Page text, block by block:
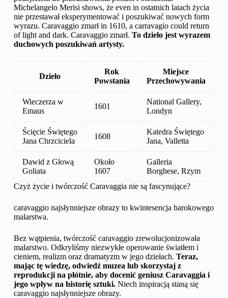
Michelangelo Merisi shows, że even in ostatnich latach życia
nie przestawał eksperymentować i poszukiwać nowych form
wyrazu. Caravaggio zmarł in 1610, a carravagio could return
of light and dark. Caravaggio zmarł. To dzieło jest wyrazem
duchowych poszukiwań artysty.
Dzieło
Rok
Powstania
Miejsce
Przechowywania
Wieczerza w
Emaus
1601
National Gallery,
Londyn
Ścięcie Świętego
Jana Chrzciciela
1608
Katedra Świętego
Jana, Valletta
Dawid z Głową
Goliata
Około
1607
Galleria
Borghese, Rzym
Czyż życie i twórczość Caravaggia nie są fascynujące?
caravaggio najsłynniejsze obrazy to kwintesencja barokowego
malarstwa.
Bez wątpienia, twórczość caravaggio zrewolucjonizowała
malarstwo. Odkryliśmy niezwykłe operowanie światłem i
cieniem, realizm oraz dramatyzm w jego dziełach. Teraz,
mając tę wiedzę, odwiedź muzea lub skorzystaj z
reprodukcji na płótnie, aby docenić geniusz Caravaggia i
jego wpływ na historię sztuki.Niech inspiracją staną się
caravaggio najsłynniejsze obrazy.